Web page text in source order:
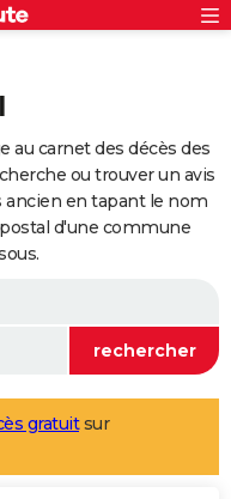
au carnet des décès des
ou trouver un avis
ancien en tapant le nom
d'une commune
gratuitsur